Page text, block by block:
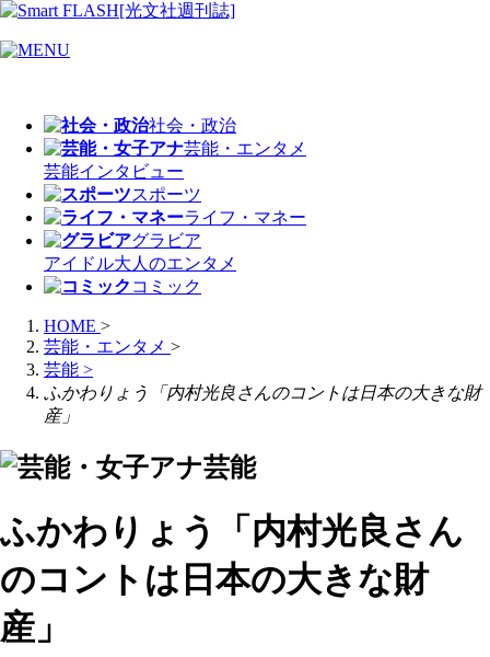
社会・政治
芸能・エンタメ
芸能インタビュー
スポーツ
ライフ・マネー
グラビア
アイドル大人のエンタメ
コミック
HOME >
芸能・エンタメ >
芸能 >
ふかわりょう「内村光良さんのコントは日本の大きな財
産」
芸能
ふかわりょう「内村光良さん
のコントは日本の大きな財
産」